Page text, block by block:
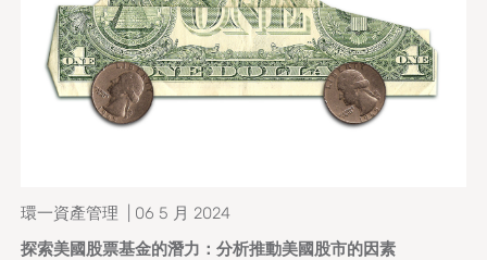
環一資產管理 | 06 5 月 2024
探索美國股票基金的潛力：分析推動美國股市的因素